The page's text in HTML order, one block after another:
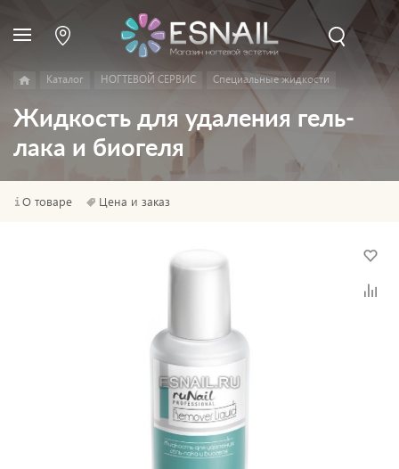
Каталог НОГТЕВОЙ СЕРВИС Специальные жидкости
Жидкость для удаления гель-
лака и биогеля
О товаре Цена и заказ